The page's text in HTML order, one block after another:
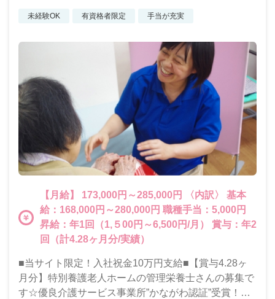
未経験OK 有資格者限定 手当が充実
【月給】 173,000円～285,000円 〈内訳〉 基本
給：168,000円～280,000円 職種手当：5,000円
昇給：年1回（1,５00円～6,500円/月） 賞与：年2
回（計4.28ヶ月分/実績）
■当サイト限定！入社祝金10万円支給■【賞与4.28ヶ
月分】特別養護老人ホームの管理栄養士さんの募集で
す☆優良介護サービス事業所”かながわ認証”受賞！よ